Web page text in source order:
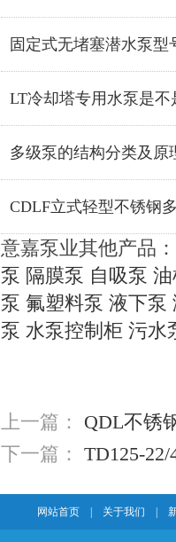
固定式无堵塞潜水泵型
LT冷却塔专用水泵是
多级泵的结构分类及原
CDLF立式轻型不锈钢
意嘉泵业其他产品：
泵 隔膜泵 自吸泵
泵 氟塑料泵 液下泵
泵 水泵控制柜 污水
上一篇： QDL不锈
下一篇： TD125-
网站首页 关于我们